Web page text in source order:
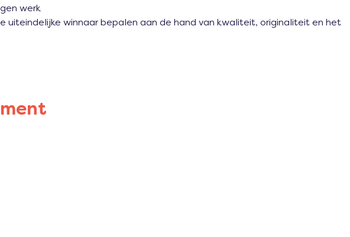
werk
uiteindelijke winnaar bepalen aan de hand van kwaliteit, originaliteit en het